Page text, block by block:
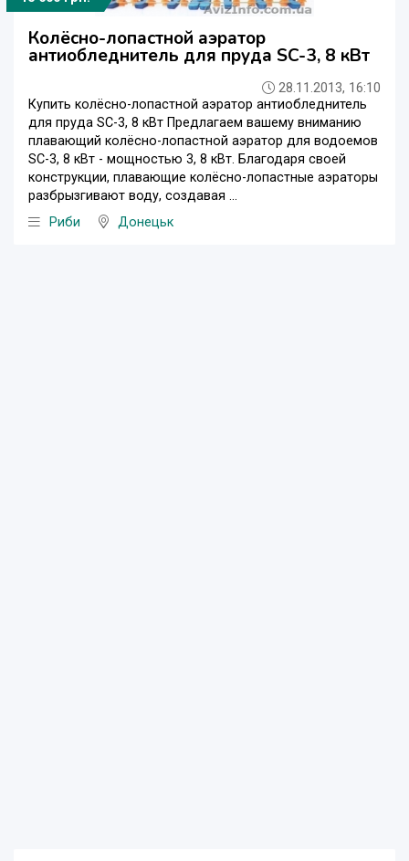
Колёсно-лопастной аэратор
антиобледнитель для пруда SC-3, 8 кВт
28.11.2013, 16:10
Купить колёсно-лопастной аэратор антиобледнитель
для пруда SC-3, 8 кВт Предлагаем вашему вниманию
плавающий колёсно-лопастной аэратор для водоемов
SC-3, 8 кВт - мощностью 3, 8 кВт. Благодаря своей
конструкции, плавающие колёсно-лопастные аэраторы
разбрызгивают воду, создавая ...
Риби
Донецьк